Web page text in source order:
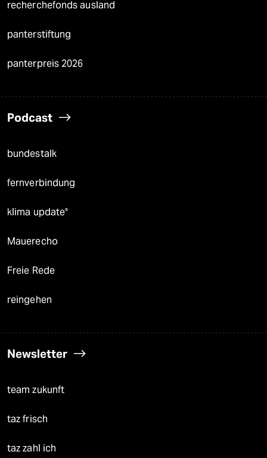
recherchefonds ausland
panterstiftung
panterpreis 2026
Podcast
bundestalk
fernverbindung
klima update°
Mauerecho
Freie Rede
reingehen
Newsletter
team zukunft
taz frisch
taz zahl ich